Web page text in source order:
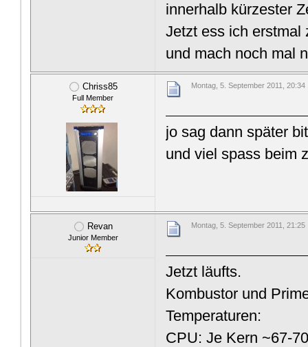
innerhalb kürzester
Jetzt ess ich erstmal
und mach noch mal
Chriss85
Full Member
Montag, 5. September 2011, 20:34
jo sag dann später
und viel spass beim
Revan
Junior Member
Montag, 5. September 2011, 21:25
Jetzt läufts.
Kombustor und
Temperaturen:
CPU: Je Kern ~67-